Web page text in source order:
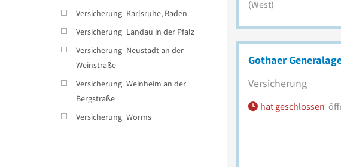
Versicherung Karlsruhe, Baden
Versicherung Landau in der Pfalz
Versicherung Neustadt an der
Weinstraße
Versicherung Weinheim an der
Bergstraße
Versicherung Worms
(West)
Gothaer
Versicherung
hat geschlossen